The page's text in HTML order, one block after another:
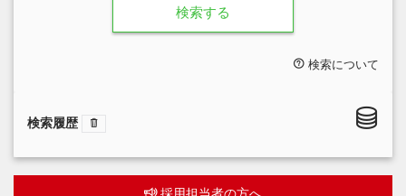
検索する
検索について
検索履歴